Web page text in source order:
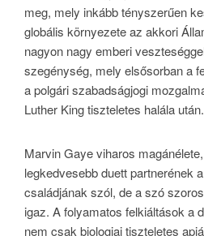
meg, mely inkább tényszerűen
globális környezete az akkori
nagyon nagy emberi
szegénység, mely elsősorban a
a polgári szabadságjogi
Luther King tiszteletes halála után.
Marvin Gaye viharos
legkedvesebb duett partnerének
családjának szól, de a szó
igaz. A folyamatos felkiáltások a
nem csak biologiai tiszteletes